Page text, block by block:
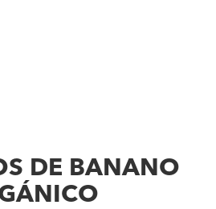
DE BANANO